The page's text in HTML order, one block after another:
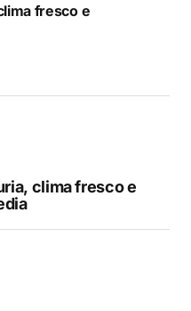
fresco e
clima fresco e